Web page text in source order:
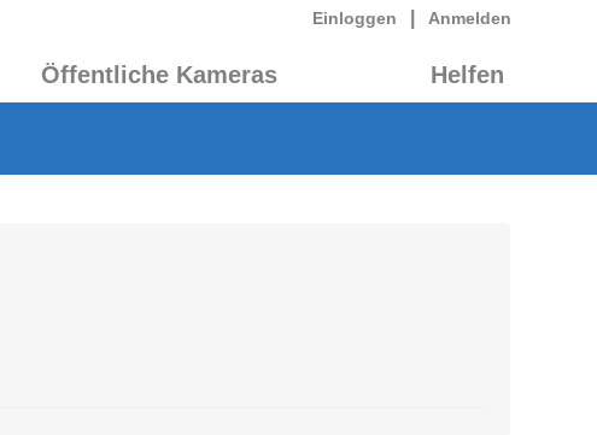
Einloggen Anmelden
Öffentliche Kameras Helfen